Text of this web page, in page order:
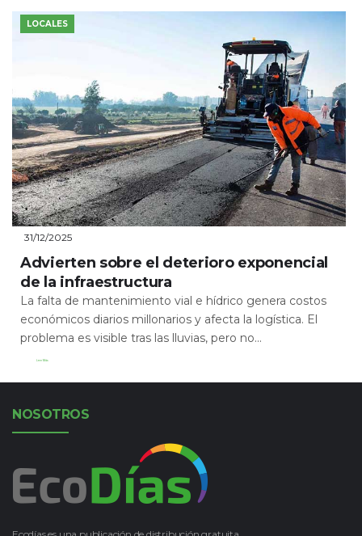
LOCALES
31/12/2025
Advierten sobre el deterioro exponencial
de la infraestructura
La falta de mantenimiento vial e hídrico genera costos
económicos diarios millonarios y afecta la logística. El
problema es visible tras las lluvias, pero no...
Leer Más
NOSOTROS